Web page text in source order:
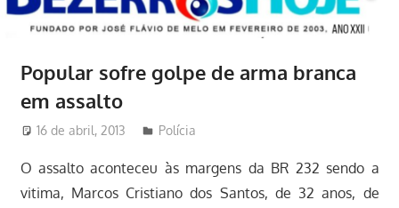
Popular sofre golpe de arma branca
em assalto
16 de abril, 2013 Redator
Polícia
O assalto aconteceu às margens da BR 232 sendo a
vitima, Marcos Cristiano dos Santos, de 32 anos, de